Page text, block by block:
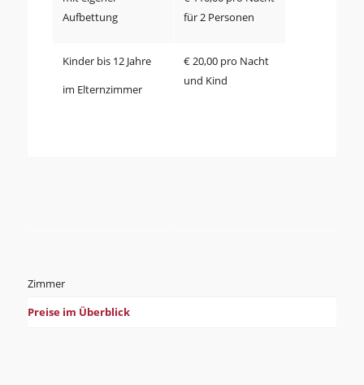
Aufbettung
für 2 Personen
Kinder bis 12 Jahre
im Elternzimmer
€ 20,00 pro Nacht
und Kind
Zimmer
Preise im Überblick